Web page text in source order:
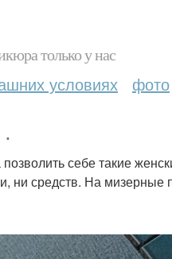
только у нас
условиях фото
себе такие
ни средств. На мизерные